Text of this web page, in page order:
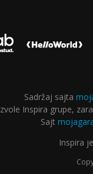
Sadržaj sajta
Inspira grupe,
Sajt
Inspira